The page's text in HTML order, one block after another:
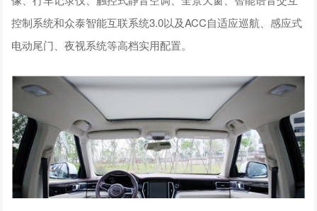
控制系统和众泰智能互联系统3.0以及ACC自适应巡航、感应式
电动尾门、夜视系统等高档实用配置。